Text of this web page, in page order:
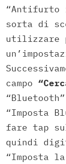
“Antifurto
sorta di
utilizzare
campo
“Imposta
fare tap
quindi
“Imposta